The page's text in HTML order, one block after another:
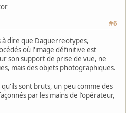
#6
à dire que Daguerreotypes,
où l'image définitive est
son support de prise de vue, ne
mais des objets photographiques.
sont bruts, un peu comme des
par les mains de l'opérateur,